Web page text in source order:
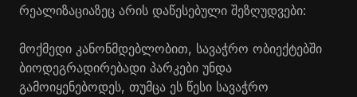
რეალიზაციაზეც არის დაწესებული შეზღუდვები:
მოქმედი კანონმდებლობით, სავაჭრო ობიექტებში
ბიოდეგრადირებადი პარკები უნდა
გამოიყენებოდეს, თუმცა ეს წესი სავაჭრო